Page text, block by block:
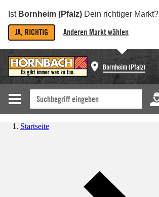
Ist Bornheim (Pfalz) Dein richtiger Markt?
JA, RICHTIG Anderen Markt wählen
Bornheim (Pfalz)
Startseite